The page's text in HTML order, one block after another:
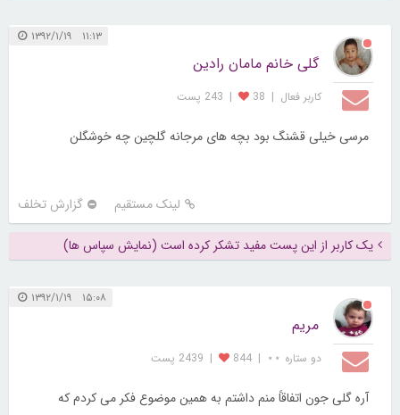
۱۱:۱۳ ۱۳۹۲/۱/۱۹
گلی خانم مامان رادین
کاربر فعال |
38
| 243 پست
مرسی خیلی قشنگ بود بچه های مرجانه گلچین چه خوشگلن
لینک مستقیم گزارش تخلف
یک کاربر از این پست مفید تشکر کرده است (نمایش سپاس ها)
۱۵:۰۸ ۱۳۹۲/۱/۱۹
مریم
دو ستاره ⋆⋆ |
844
| 2439 پست
آره گلی جون اتفاقاً منم داشتم به همین موضوع فکر می کردم که